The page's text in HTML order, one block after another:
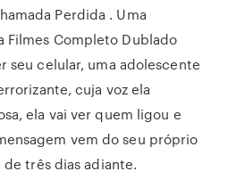
Perdida . Uma
Filmes Completo Dublado
seu celular, uma adolescente
cuja voz ela
ela vai ver quem ligou e
vem do seu próprio
três dias adiante.